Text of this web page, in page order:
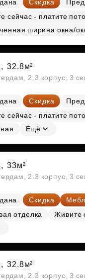
Скидка
сейчас - платите
ширина окна/
32.8м²
2.3 корпус, 3
Скидка
сейчас - платите
Ещё
33м²
2.3 корпус, 3
Скидка
отделка
Живите
32.8м²
2.3 корпус, 3